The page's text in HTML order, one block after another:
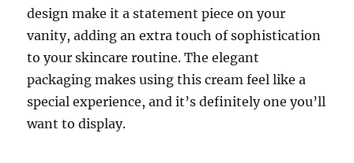
design make it a statement piece on your
vanity, adding an extra touch of sophistication
to your skincare routine. The elegant
packaging makes using this cream feel like a
special experience, and it’s definitely one you’ll
want to display.